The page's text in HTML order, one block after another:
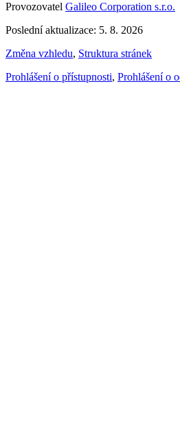
Provozovatel Galileo Corporation s.r.o.
Poslední aktualizace: 5. 8. 2026
Změna vzhledu, Struktura stránek
Prohlášení o přístupnosti, Prohlášení o